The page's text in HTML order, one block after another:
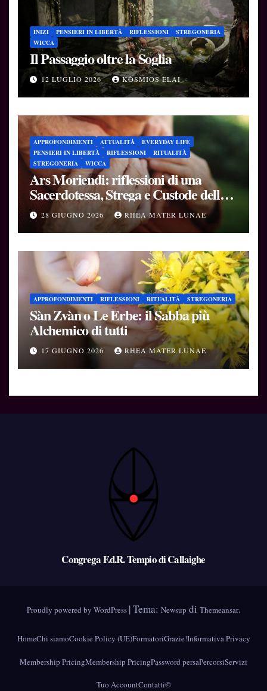
INIZI PENSIERI IN LIBERTÀ RIFLESSIONI
STREGONERIA
WICCA
Il Passaggio oltre la Soglia
12 LUGLIO 2026 KÒSMIOS ELAI
APPROFONDIMENTI ATTUALITÀ
EVERYDAY LIFE
PENSIERI IN LIBERTÀ
RIFLESSIONI
RITUALITÀ
STREGONERIA
WICCA
Ars Moriendi: riflessioni di una
Sacerdotessa, Strega e Custode delle
Soglie
28 GIUGNO 2026 RHEA MATER LUNAE
APPROFONDIMENTI RIFLESSIONI RITUALITÀ STREGONERIA
Sàn Zvàn o Le Erbe: il Sabba più
Alchemico di tutti
17 GIUGNO 2026 RHEA MATER LUNAE
Congrega F.d.R. Tempio di Callaighe
Proudly powered by WordPress |Tema: Newsup di Themeansar.
HomeChi siamoCookie Policy (UE)FormatoriGrazie!Informativa Privacy
Membership PricingMembership PricingPassword persaPercorsiServizi
Tuo AccountContatti©